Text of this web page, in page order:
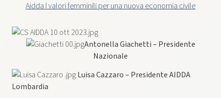
Aidda I valori femminili per una nuova economia civile
Antonella Giachetti – Presidente
Nazionale
Luisa Cazzaro – Presidente AIDDA
Lombardia